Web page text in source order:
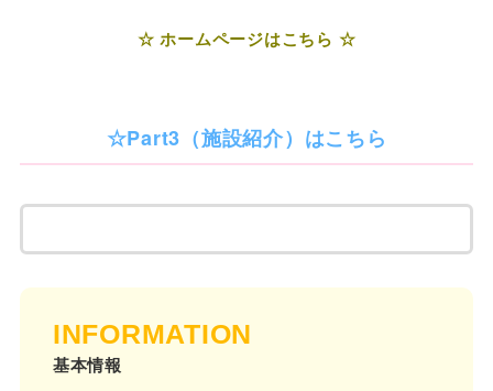
☆ ホームページはこちら ☆
☆Part3（施設紹介）はこちら
INFORMATION
基本情報